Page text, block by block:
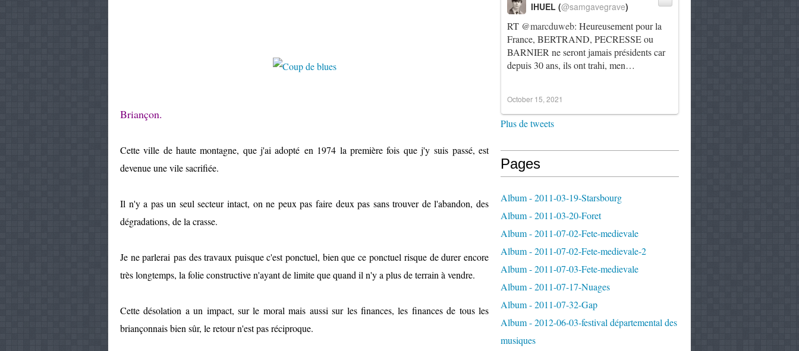
Briançon.
Cette ville de haute montagne, que j'ai adopté en 1974 la première fois que j'y suis passé, est
devenue une vile sacrifiée.
Il n'y a pas un seul secteur intact, on ne peux pas faire deux pas sans trouver de l'abandon, des
dégradations, de la crasse.
Je ne parlerai pas des travaux puisque c'est ponctuel, bien que ce ponctuel risque de durer encore
très longtemps, la folie constructive n'ayant de limite que quand il n'y a plus de terrain à vendre.
Cette désolation a un impact, sur le moral mais aussi sur les finances, les finances de tous les
briançonnais bien sûr, le retour n'est pas réciproque.
RT @marcduweb: Heureusement pour la
France, BERTRAND, PECRESSE ou
BARNIER ne seront jamais présidents car
depuis 30 ans, ils ont trahi, men…
IHUEL (@samgavegrave)
October 15, 2021
Plus de tweets
Pages
Album - 2011-03-19-Starsbourg
Album - 2011-03-20-Foret
Album - 2011-07-02-Fete-medievale
Album - 2011-07-02-Fete-medievale-2
Album - 2011-07-03-Fete-medievale
Album - 2011-07-17-Nuages
Album - 2011-07-32-Gap
Album - 2012-06-03-festival départemental des
musiques